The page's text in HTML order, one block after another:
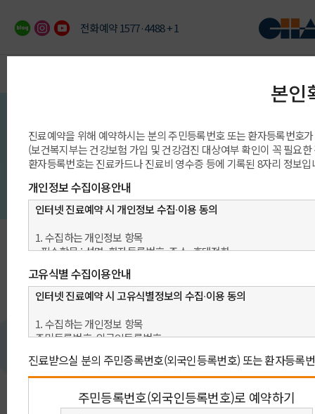
전화예약 1577·4488 + 1
의료진/진료일정
진료예약 안내 빠른 예약상담
진
아래 예약 방법 중 원하시는 예약을 선택 해 주세요.
빠른 예약상담